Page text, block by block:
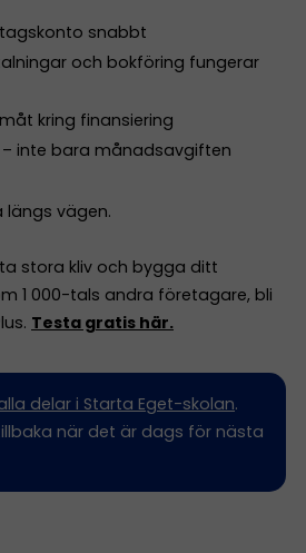
snabbt
och bokföring fungerar
kring finansiering
inte bara månadsavgiften
längs vägen.
stora kliv och bygga ditt
1 000-tals andra företagare, bli
Testa gratis här.
delar i Starta Eget-skolan.
när det är dags för nästa